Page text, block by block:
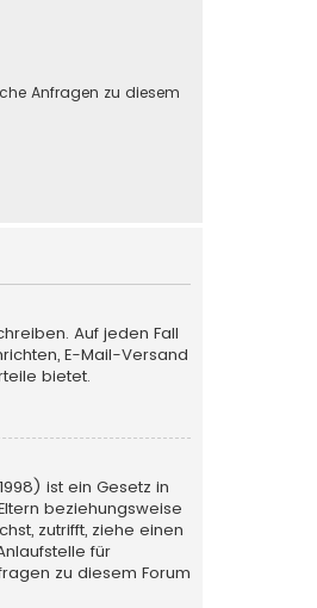
Anfragen zu diesem
Auf jeden Fall
E-Mail-Versand
bietet.
ist ein Gesetz in
beziehungsweise
zutrifft, ziehe einen
für
zu diesem Forum